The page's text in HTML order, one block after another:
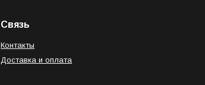
Связь
Контакты
Доставка и оплата